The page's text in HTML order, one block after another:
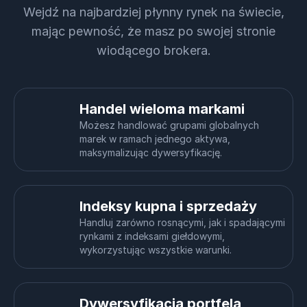
Wejdź na najbardziej płynny rynek na świecie,
mając pewność, że masz po swojej stronie
wiodącego brokera.
Handel wieloma markami
Możesz handlować grupami globalnych
marek w ramach jednego aktywa,
maksymalizując dywersyfikację.
Indeksy kupna i sprzedaży
Handluj zarówno rosnącymi, jak i spadającymi
rynkami z indeksami giełdowymi,
wykorzystując wszystkie warunki.
Dywersyfikacja portfela